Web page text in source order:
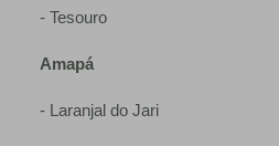
- Tesouro
Amapá
- Laranjal do Jari